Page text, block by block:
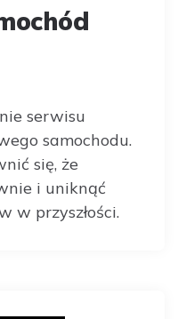
serwisu
samochodu.
się, że
i uniknąć
w przyszłości.